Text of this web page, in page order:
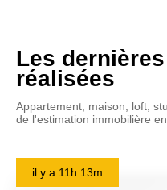
Les
réalisées
Appartement, maison, loft,
de l'estimation immobilière en
il y a 11h 13m